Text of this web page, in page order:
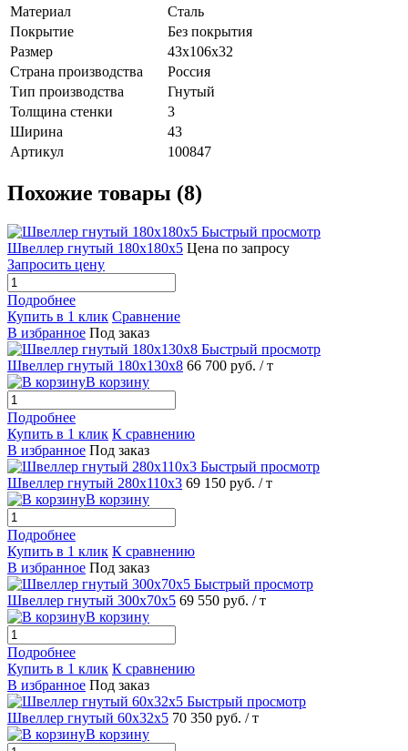
Материал
Сталь
Покрытие
Без покрытия
Размер
43х106х32
Страна производства
Россия
Тип производства
Гнутый
Толщина стенки
3
Ширина
43
Артикул
100847
Похожие товары (8)
Быстрый просмотр
Швеллер гнутый 180х180х5 Цена по запросу
Запросить цену
Подробнее
Купить в 1 клик Сравнение
В избранное Под заказ
Быстрый просмотр
Швеллер гнутый 180х130х8 66 700 руб. / т
В корзину
Подробнее
Купить в 1 клик К сравнению
В избранное Под заказ
Быстрый просмотр
Швеллер гнутый 280х110х3 69 150 руб. / т
В корзину
Подробнее
Купить в 1 клик К сравнению
В избранное Под заказ
Быстрый просмотр
Швеллер гнутый 300х70х5 69 550 руб. / т
В корзину
Подробнее
Купить в 1 клик К сравнению
В избранное Под заказ
Быстрый просмотр
Швеллер гнутый 60х32х5 70 350 руб. / т
В корзину